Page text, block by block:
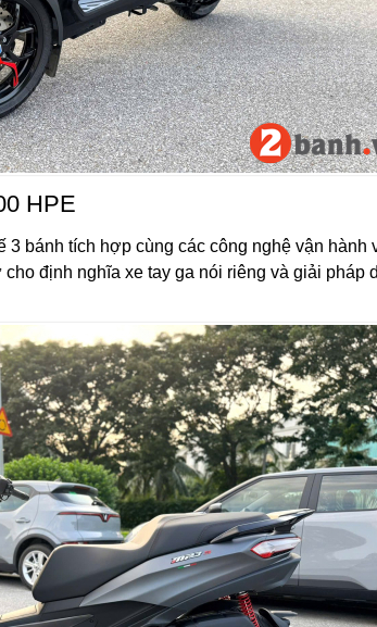
HPE
3 bánh tích hợp cùng các công nghệ vận hành
định nghĩa xe tay ga nói riêng và giải pháp